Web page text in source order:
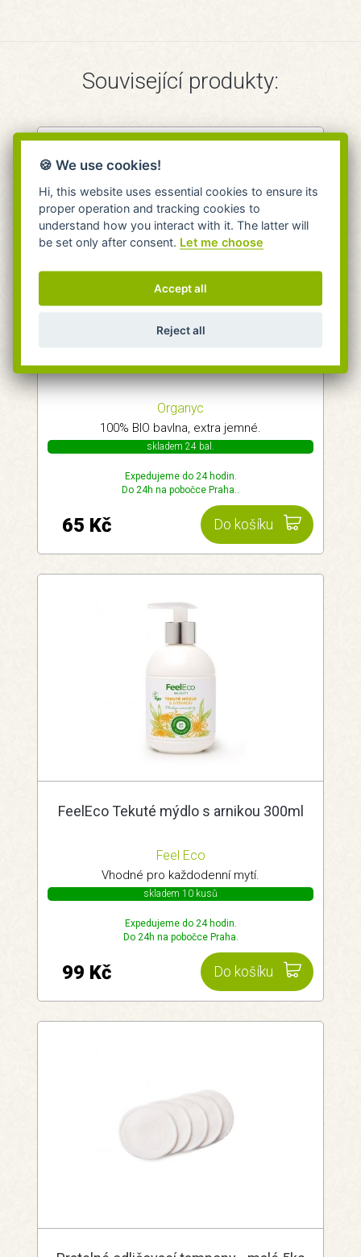
Související produkty:
Organyc Odličovací tampony 70ks
Organyc
100% BIO bavlna, extra jemné.
skladem 24 bal.
Expedujeme do 24 hodin.
Do 24h na pobočce Praha..
Do košíku
65 Kč
FeelEco Tekuté mýdlo s arnikou 300ml
Feel Eco
Vhodné pro každodenní mytí.
skladem 10 kusů
Expedujeme do 24 hodin.
Do 24h na pobočce Praha.
Do košíku
99 Kč
🍪 We use cookies!
Hi, this website uses essential cookies to ensure its
proper operation and tracking cookies to
understand how you interact with it. The latter will
be set only after consent. Let me choose
Accept all
Reject all